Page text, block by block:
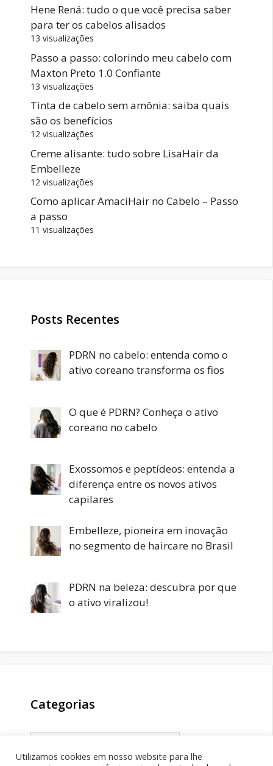
Hene Rená: tudo o que você precisa saber
para ter os cabelos alisados
13 visualizações
Passo a passo: colorindo meu cabelo com
Maxton Preto 1.0 Confiante
13 visualizações
Tinta de cabelo sem amônia: saiba quais
são os benefícios
12 visualizações
Creme alisante: tudo sobre LisaHair da
Embelleze
12 visualizações
Como aplicar AmaciHair no Cabelo – Passo
a passo
11 visualizações
Posts Recentes
PDRN no cabelo: entenda como o
ativo coreano transforma os fios
O que é PDRN? Conheça o ativo
coreano no cabelo
Exossomos e peptídeos: entenda a
diferença entre os novos ativos
capilares
Embelleze, pioneira em inovação
no segmento de haircare no Brasil
PDRN na beleza: descubra por que
o ativo viralizou!
Categorias
Categorias
Utilizamos cookies em nosso website para lhe